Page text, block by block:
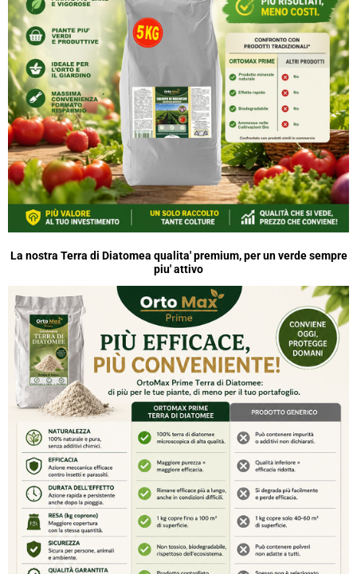
La nostra Terra di Diatomea qualita' premium, per un verde sempre
piu' attivo